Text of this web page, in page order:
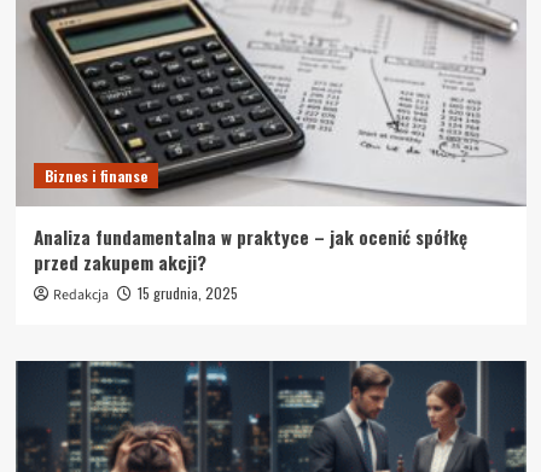
Biznes i finanse
Analiza fundamentalna w praktyce – jak ocenić spółkę
przed zakupem akcji?
Redakcja 15 grudnia, 2025